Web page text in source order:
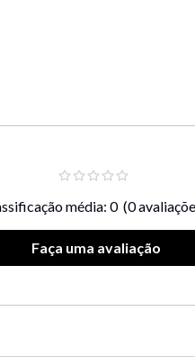
média: 0 (0